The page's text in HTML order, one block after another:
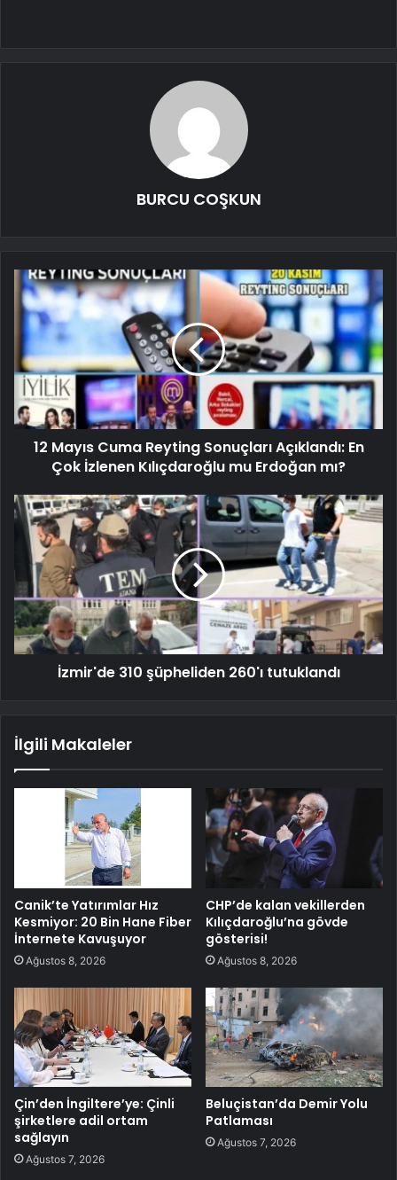
BURCU COŞKUN
12 Mayıs Cuma Reyting Sonuçları Açıklandı: En
Çok İzlenen Kılıçdaroğlu mu Erdoğan mı?
İzmir'de 310 şüpheliden 260'ı tutuklandı
İlgili Makaleler
Canik’te Yatırımlar Hız
Kesmiyor: 20 Bin Hane Fiber
İnternete Kavuşuyor
Ağustos 8, 2026
CHP’de kalan vekillerden
Kılıçdaroğlu’na gövde
gösterisi!
Ağustos 8, 2026
Çin’den İngiltere’ye: Çinli
şirketlere adil ortam
sağlayın
Ağustos 7, 2026
Beluçistan’da Demir Yolu
Patlaması
Ağustos 7, 2026